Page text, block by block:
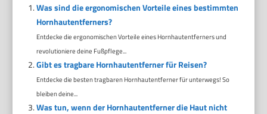
Was sind die ergonomischen Vorteile eines bestimmten
Hornhautentferners?
Entdecke die ergonomischen Vorteile eines Hornhautentferners und
revolutioniere deine Fußpflege...
Gibt es tragbare Hornhautentferner für Reisen?
Entdecke die besten tragbaren Hornhautentferner für unterwegs! So
bleiben deine...
Was tun, wenn der Hornhautentferner die Haut nicht